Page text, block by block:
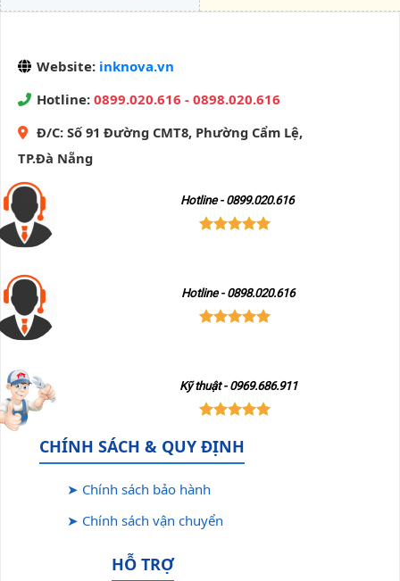
giá:
đến
Website: inknova.vn
Hotline: 0899.020.616 - 0898.020.616
Đ/C: Số 91 Đường CMT8, Phường Cẩm Lệ,
TP.Đà Nẵng
Hotline - 0899.020.616
Hotline - 0898.020.616
Kỹ thuật - 0969.686.911
CHÍNH SÁCH & QUY ĐỊNH
➤ Chính sách bảo hành
➤ Chính sách vận chuyển
HỖ TRỢ